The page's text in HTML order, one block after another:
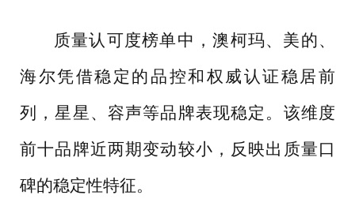
质量认可度榜单中，澳柯玛、美的、
海尔凭借稳定的品控和权威认证稳居前
列，星星、容声等品牌表现稳定。该维度
前十品牌近两期变动较小，反映出质量口
碑的稳定性特征。